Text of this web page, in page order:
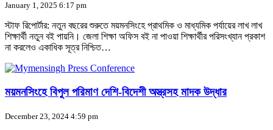
January 1, 2025 6:17 pm
স্টাফ রিপোর্টার: নতুন বছরের শুরুতে ময়মনসিংহে প্রাথমিক ও মাধ্যমিক পর্যায়ের লাখ লাখ
শিক্ষার্থী নতুন বই পায়নি। জেলা শিক্ষা অফিস বই না পাওয়া শিক্ষার্থীর পরিসংখ্যান প্রকাশ
না করলেও একাধিক সূত্র নিশ্চিত…
ময়মনসিংহে বিপুল পরিমাণ দেশি-বিদেশী অস্ত্রসহ মাদক উদ্ধার
December 23, 2024 4:59 pm